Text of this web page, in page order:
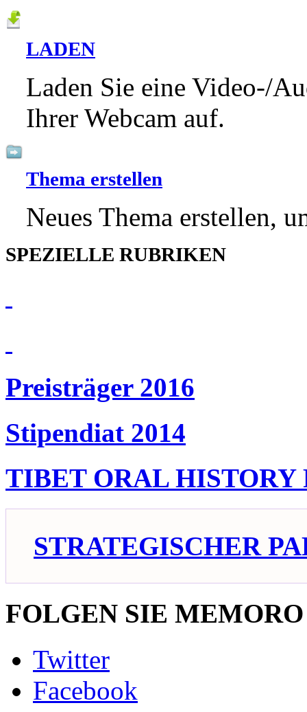
LADEN
Laden Sie eine Video-/
Ihrer Webcam auf.
Thema erstellen
Neues Thema erstellen,
SPEZIELLE RUBRIKEN
Preisträger 2016
Stipendiat 2014
TIBET ORAL HISTORY
STRATEGISCHER
FOLGEN SIE
Twitter
Facebook